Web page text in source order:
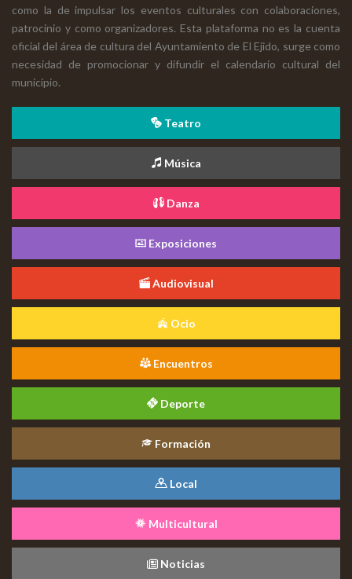
como la de impulsar los eventos culturales con colaboraciones,
patrocinio y como organizadores. Esta plataforma no es la cuenta
oficial del área de cultura del Ayuntamiento de El Ejido, surge como
necesidad de promocionar y difundir el calendario cultural del
municipio.
Teatro
Música
Danza
Exposiciones
Audiovisual
Ocio
Encuentros
Deporte
Formación
Local
Multicultural
Noticias